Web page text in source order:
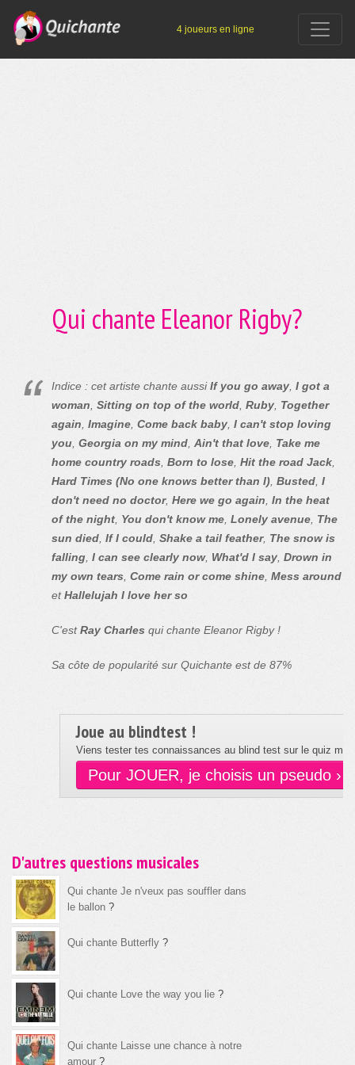
4 joueurs en ligne
Qui chante Eleanor Rigby?
Indice : cet artiste chante aussiIf you go away I got a
woman Sitting on top of the world Ruby Together
again Imagine Come back baby I can't stop loving
you Georgia on my mind Ain't that love Take me
home country roads Born to lose Hit the road Jack
Hard Times (No one knows better than I) Busted I
don't need no doctor, Here we go again In the heat
of the night You don't know me Lonely avenue The
sun died If I could Shake a tail feather, The snow is
falling I can see clearly now, What'd I say Drown in
my own tears Come rain or come shine Mess around
etHallelujah I love her so
C'estRay Charles qui chante Eleanor Rigby !
Sa côte de popularité sur Quichante est de 87%
Joue au blindtest !
Viens tester tes connaissances au blind test sur le quiz
Pour JOUER, je choisis un pseudo ›
D'autres questions musicales
Qui chante Je n'veux pas souffler dans
le ballon ?
Qui chante Butterfly ?
Qui chante Love the way you lie ?
Qui chante Laisse une chance à notre
amour ?